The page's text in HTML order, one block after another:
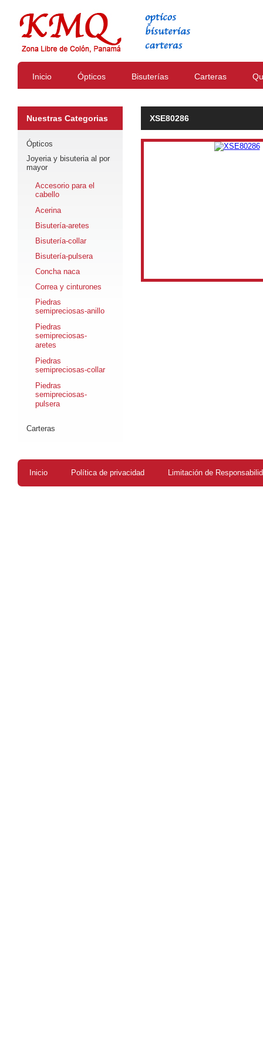
Inicio Ópticos Bisuterías Carteras
Nuestras Categorias
Ópticos
Joyeria y bisuteria al por
mayor
Accesorio para el
cabello
Acerina
Bisutería-aretes
Bisutería-collar
Bisutería-pulsera
Concha naca
Correa y cinturones
Piedras
semipreciosas-anillo
Piedras
semipreciosas-
aretes
Piedras
semipreciosas-collar
Piedras
semipreciosas-
pulsera
Carteras
XSE80286
Inicio Política de privacidad Limitación de